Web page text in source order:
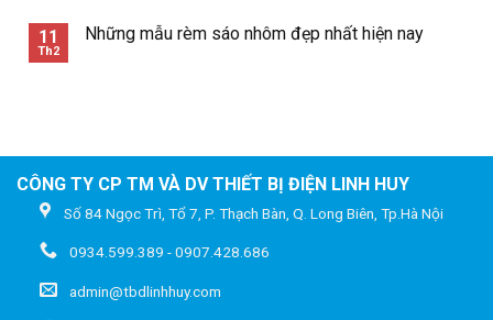
11
Th2
Những mẫu rèm sáo nhôm đẹp nhất hiện nay
CÔNG TY CP TM VÀ DV THIẾT BỊ ĐIỆN LINH HUY
Số 84 Ngọc Trì, Tổ 7, P. Thạch Bàn, Q. Long Biên, Tp.Hà Nội
0934.599.389 - 0907.428.686
admin@tbdlinhhuy.com